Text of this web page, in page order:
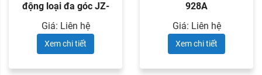
động loại đa góc JZ-
938M1
Giá: Liên hệ
Xem chi tiết
928A
Giá: Liên hệ
Xem chi tiết